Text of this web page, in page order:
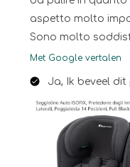
aspetto molto
Sono molto
Met Google vertalen
Ja, Ik beveel